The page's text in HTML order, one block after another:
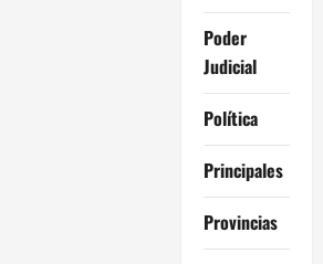
Poder
Judicial
Política
Principales
Provincias